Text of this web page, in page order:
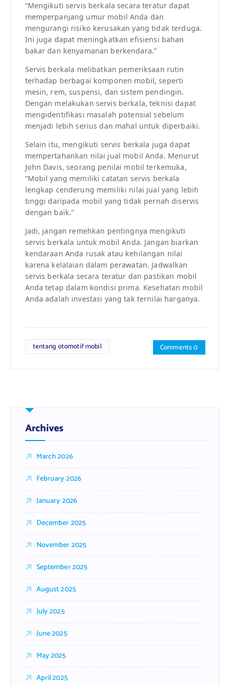
“Mengikuti servis berkala secara teratur dapat
memperpanjang umur mobil Anda dan
mengurangi risiko kerusakan yang tidak terduga.
Ini juga dapat meningkatkan efisiensi bahan
bakar dan kenyamanan berkendara.”
Servis berkala melibatkan pemeriksaan rutin
terhadap berbagai komponen mobil, seperti
mesin, rem, suspensi, dan sistem pendingin.
Dengan melakukan servis berkala, teknisi dapat
mengidentifikasi masalah potensial sebelum
menjadi lebih serius dan mahal untuk diperbaiki.
Selain itu, mengikuti servis berkala juga dapat
mempertahankan nilai jual mobil Anda. Menurut
John Davis, seorang penilai mobil terkemuka,
“Mobil yang memiliki catatan servis berkala
lengkap cenderung memiliki nilai jual yang lebih
tinggi daripada mobil yang tidak pernah diservis
dengan baik.”
Jadi, jangan remehkan pentingnya mengikuti
servis berkala untuk mobil Anda. Jangan biarkan
kendaraan Anda rusak atau kehilangan nilai
karena kelalaian dalam perawatan. Jadwalkan
servis berkala secara teratur dan pastikan mobil
Anda tetap dalam kondisi prima. Kesehatan mobil
Anda adalah investasi yang tak ternilai harganya.
tentang otomotif mobil Comments 0
Archives
March 2026
February 2026
January 2026
December 2025
November 2025
September 2025
August 2025
July 2025
June 2025
May 2025
April 2025